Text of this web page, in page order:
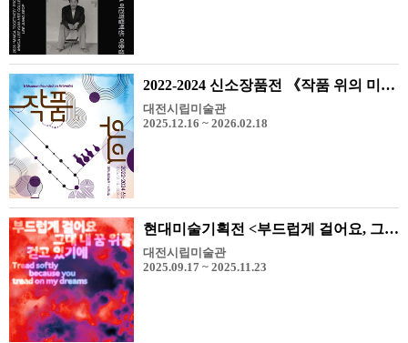
2022-2024 신소장품전 《작품 위의 미술관》
대전시립미술관
2025.12.16 ~ 2026.02.18
현대미술기획전 <부드럽게 걸어요, 그대 내 꿈 위를 걷고 있기에>
대전시립미술관
2025.09.17 ~ 2025.11.23